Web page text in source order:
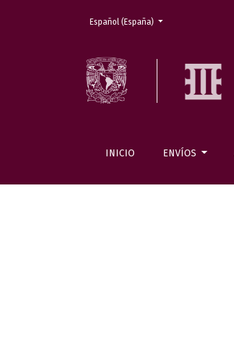
INICIO ENVÍOS
Cambiar el idioma. El actual es:
Español (España)